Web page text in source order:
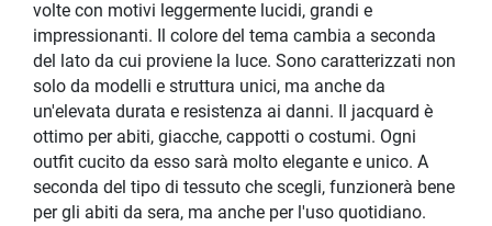
volte con motivi leggermente lucidi, grandi e
impressionanti. Il colore del tema cambia a seconda
del lato da cui proviene la luce. Sono caratterizzati non
solo da modelli e struttura unici, ma anche da
un'elevata durata e resistenza ai danni. Il jacquard è
ottimo per abiti, giacche, cappotti o costumi. Ogni
outfit cucito da esso sarà molto elegante e unico. A
seconda del tipo di tessuto che scegli, funzionerà bene
per gli abiti da sera, ma anche per l'uso quotidiano.